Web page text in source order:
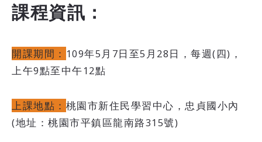
課程資訊：
開課期間： 109年5月7日至5月28日，每週(四)，
上午9點至中午12點
上課地點： 桃園市新住民學習中心，忠貞國小內
(地址：桃園市平鎮區龍南路315號)